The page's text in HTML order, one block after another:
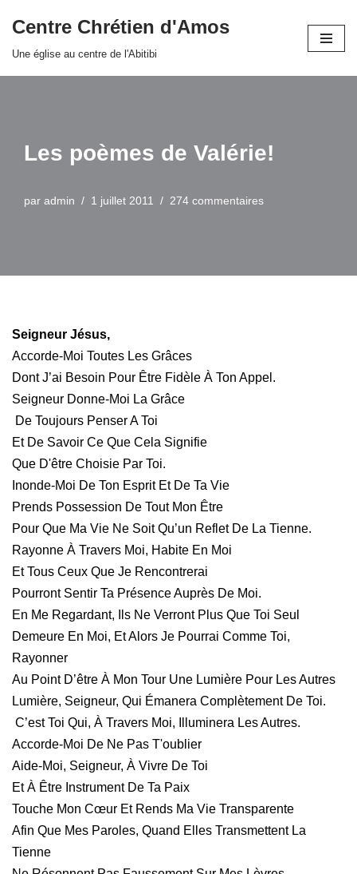
Centre Chrétien d'Amos
Une église au centre de l'Abitibi
Les poèmes de Valérie!
par admin 1 juillet 2011 274 commentaires
Seigneur Jésus,
Accorde-Moi Toutes Les Grâces
Dont J’ai Besoin Pour Être Fidèle À Ton Appel.
Seigneur Donne-Moi La Grâce
De Toujours Penser A Toi
Et De Savoir Ce Que Cela Signifie
Que D'être Choisie Par Toi.
Inonde-Moi De Ton Esprit Et De Ta Vie
Prends Possession De Tout Mon Être
Pour Que Ma Vie Ne Soit Qu’un Reflet De La Tienne.
Rayonne À Travers Moi, Habite En Moi
Et Tous Ceux Que Je Rencontrerai
Pourront Sentir Ta Présence Auprès De Moi.
En Me Regardant, Ils Ne Verront Plus Que Toi Seul
Demeure En Moi, Et Alors Je Pourrai Comme Toi,
Rayonner
Au Point D’être À Mon Tour Une Lumière Pour Les Autres
Lumière, Seigneur, Qui Émanera Complètement De Toi.
C’est Toi Qui, À Travers Moi, Illuminera Les Autres.
Accorde-Moi De Ne Pas T'oublier
Aide-Moi, Seigneur, À Vivre De Toi
Et À Être Instrument De Ta Paix
Touche Mon Cœur Et Rends Ma Vie Transparente
Afin Que Mes Paroles, Quand Elles Transmettent La
Tienne